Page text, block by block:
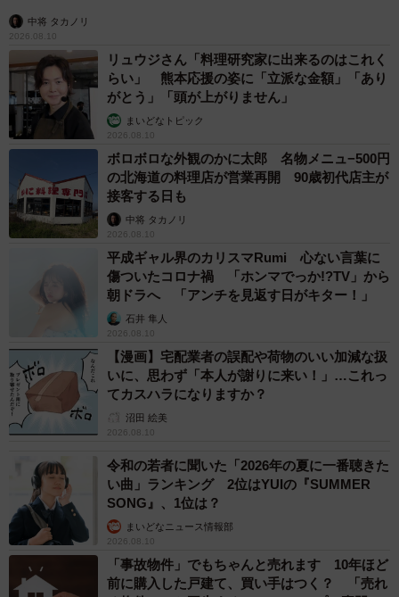
中将 タカノリ
2026.08.10
リュウジさん「料理研究家に出来るのはこれく
らい」 熊本応援の姿に「立派な金額」「あり
がとう」「頭が上がりません」
まいどなトピック
2026.08.10
ボロボロな外観のかに太郎 名物メニュ−500円
の北海道の料理店が営業再開 90歳初代店主が
接客する日も
中将 タカノリ
2026.08.10
平成ギャル界のカリスマRumi 心ない言葉に
傷ついたコロナ禍 「ホンマでっか!?TV」から
朝ドラへ 「アンチを見返す日がキター！」
石井 隼人
2026.08.10
【漫画】宅配業者の誤配や荷物のいい加減な扱
いに、思わず「本人が謝りに来い！」…これっ
てカスハラになりますか？
沼田 絵美
2026.08.10
令和の若者に聞いた「2026年の夏に一番聴きた
い曲」ランキング 2位はYUIの『SUMMER
SONG』、1位は？
まいどなニュース情報部
2026.08.10
「事故物件」でもちゃんと売れます 10年ほど
前に購入した戸建て、買い手はつく？ 「売れ